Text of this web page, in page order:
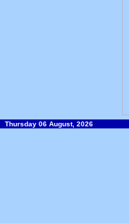
Thursday 06 August, 2026